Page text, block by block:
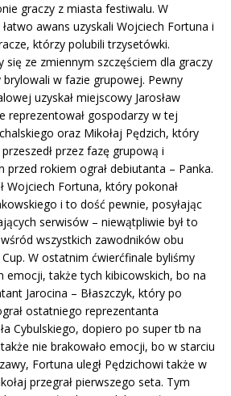
graczy z miasta festiwalu. W
awans uzyskali Wojciech Fortuna i
którzy polubili trzysetówki.
się ze zmiennym szczęściem dla graczy
w fazie grupowej. Pewny
uzyskał miejscowy Jarosław
reprezentował gospodarzy w tej
oraz Mikołaj Pędzich, który
przez fazę grupową i
rokiem ograł debiutanta – Panka.
Wojciech Fortuna, który pokonał
i to dość pewnie, posyłając
serwisów – niewątpliwie był to
wszystkich zawodników obu
W ostatnim ćwierćfinale byliśmy
emocji, także tych kibicowskich, bo na
Jarocina – Błaszczyk, który po
ostatniego reprezentanta
Cybulskiego, dopiero po super tb na
nie brakowało emocji, bo w starciu
Fortuna uległ Pędzichowi także w
przegrał pierwszego seta. Tym